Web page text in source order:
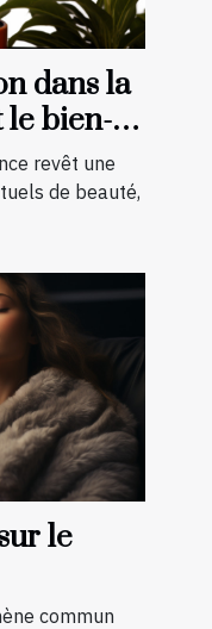
dans la
le bien-
revêt une
de beauté,
le
commun